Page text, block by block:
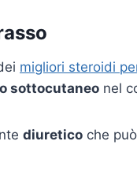
migliori steroidi
sottocutaneo nel
diuretico che